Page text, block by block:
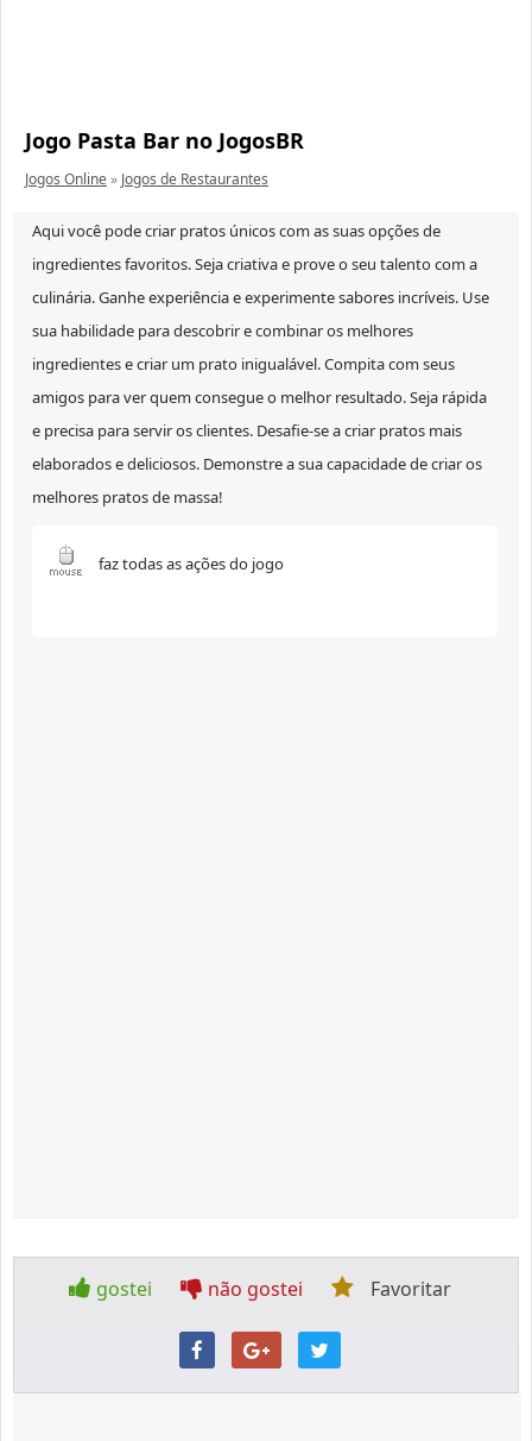
Jogo Pasta Bar no JogosBR
Jogos Online» Jogos de Restaurantes
Aqui você pode criar pratos únicos com as suas opções de
ingredientes favoritos. Seja criativa e prove o seu talento com a
culinária. Ganhe experiência e experimente sabores incríveis. Use
sua habilidade para descobrir e combinar os melhores
ingredientes e criar um prato inigualável. Compita com seus
amigos para ver quem consegue o melhor resultado. Seja rápida
e precisa para servir os clientes. Desafie-se a criar pratos mais
elaborados e deliciosos. Demonstre a sua capacidade de criar os
melhores pratos de massa!
faz todas as ações do jogo
gostei não gostei Favoritar